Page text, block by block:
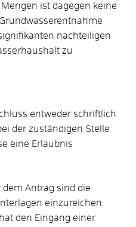
ist dagegen keine
nachteiligen
zu
entweder schriftlich
der zuständigen Stelle
eine Erlaubnis
dem Antrag sind die
einzureichen.
den Eingang einer